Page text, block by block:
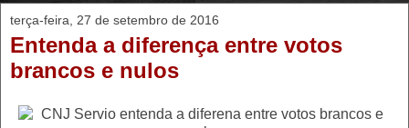
terça-feira, 27 de setembro de 2016
Entenda a diferença entre votos
brancos e nulos